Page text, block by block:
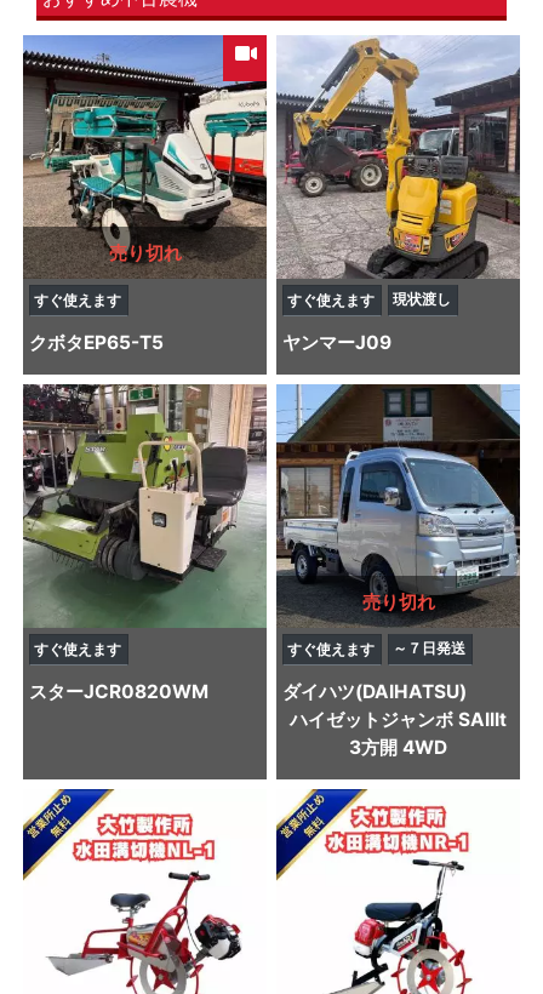
売り切れ
すぐ使えます
クボタEP65-T5
すぐ使えます 現状渡し
ヤンマーJ09
すぐ使えます
スターJCR0820WM
売り切れ
すぐ使えます ～７日発送
ダイハツ(DAIHATSU)
ハイゼットジャンボ SAIIIt
3方開 4WD